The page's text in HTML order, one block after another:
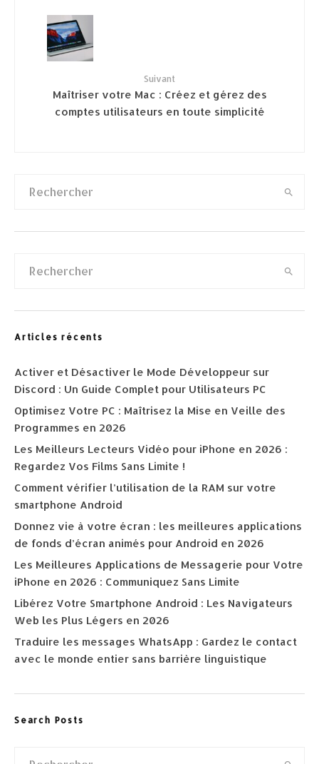
Suivant
Maîtriser votre Mac : Créez et gérez des
comptes utilisateurs en toute simplicité
Articles récents
Activer et Désactiver le Mode Développeur sur
Discord : Un Guide Complet pour Utilisateurs PC
Optimisez Votre PC : Maîtrisez la Mise en Veille des
Programmes en 2026
Les Meilleurs Lecteurs Vidéo pour iPhone en 2026 :
Regardez Vos Films Sans Limite !
Comment vérifier l’utilisation de la RAM sur votre
smartphone Android
Donnez vie à votre écran : les meilleures applications
de fonds d’écran animés pour Android en 2026
Les Meilleures Applications de Messagerie pour Votre
iPhone en 2026 : Communiquez Sans Limite
Libérez Votre Smartphone Android : Les Navigateurs
Web les Plus Légers en 2026
Traduire les messages WhatsApp : Gardez le contact
avec le monde entier sans barrière linguistique
Search Posts